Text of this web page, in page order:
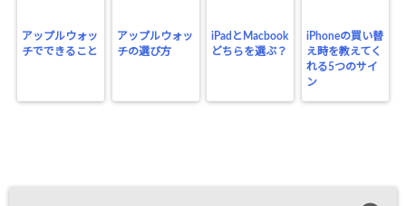
アップルウォッ
チでできること
アップルウォッ
チの選び方
iPadとMacbook
どちらを選ぶ？
iPhoneの買い替
え時を教えてく
れる5つのサイ
ン